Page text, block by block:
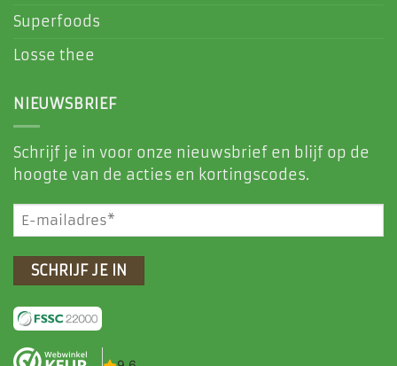
Superfoods
Losse thee
NIEUWSBRIEF
Schrijf je in voor onze nieuwsbrief en blijf op de
hoogte van de acties en kortingscodes.
E-
mailadres
(Vereist)